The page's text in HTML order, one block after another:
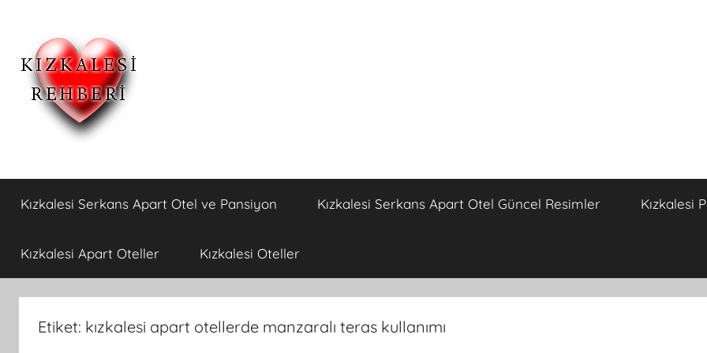
Kızkalesi
Otelleri
ve
Kızkalesi
Ucuz
Pansiyon,Otel
Kızkalesi Serkans Apart Otel ve Pansiyon Kızkalesi Serkans Apart Otel Güncel Resimler Kızkalesi
Kızkalesi Apart Oteller Kızkalesi Oteller
Etiket: kızkalesi apart otellerde manzaralı teras kullanımı